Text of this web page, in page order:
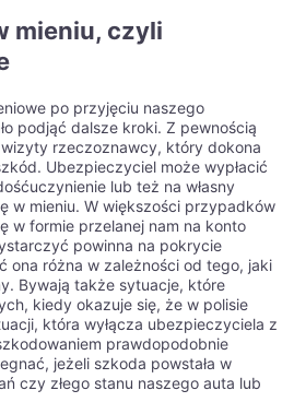
mieniu, czyli
po przyjęciu naszego
podjąć dalsze kroki. Z pewnością
rzeczoznawcy, który dokona
Ubezpieczyciel może wypłacić
lub też na własny
w mieniu. W większości przypadków
w formie przelanej nam na konto
powinna na pokrycie
ona różna w zależności od tego, jaki
Bywają także sytuacje, które
kiedy okazuje się, że w polisie
która wyłącza ubezpieczyciela z
prawdopodobnie
jeżeli szkoda powstała w
czy złego stanu naszego auta lub